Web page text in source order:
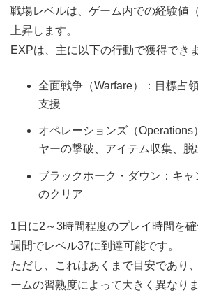
戦場レベルは、ゲーム内での経験値
上昇します。
EXPは、主に以下の行動で獲得できま
全面戦争（Warfare）：目標占
支援
オペレーションズ（Operations
ヤーの撃破、アイテム収集、脱
ブラックホーク・ダウン：キ
のクリア
1日に2～3時間程度のプレイ時間を
週間でレベル37に到達可能です。
ただし、これはあくまで目安であり
ームの習熟度によって大きく異なりま